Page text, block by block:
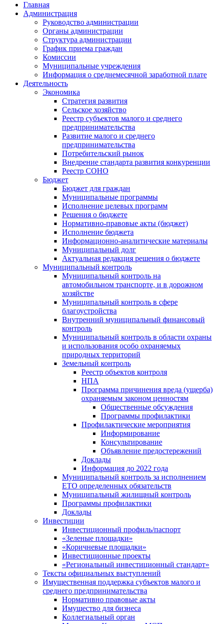
Главная
Администрация
Руководство администрации
Органы администрации
Структура администрации
График приема граждан
Комиссии
Муниципальные учреждения
Информация о среднемесячной заработной плате
Деятельность
Экономика
Стратегия развития
Сельское хозяйство
Реестр субъектов малого и среднего
предпринимательства
Развитие малого и среднего
предпринимательства
Потребительский рынок
Внедрение стандарта развития конкуренции
Реестр СОНО
Бюджет
Бюджет для граждан
Муниципальные программы
Исполнение целевых программ
Решения о бюджете
Нормативно-правовые акты (бюджет)
Исполнение бюджета
Информационно-аналитические материалы
Муниципальный долг
Актуальная редакция решения о бюджете
Муниципальный контроль
Муниципальный контроль на
автомобильном транспорте, и в дорожном
хозяйстве
Муниципальный контроль в сфере
благоустройства
Внутренний муниципальный финансовый
контроль
Муниципальный контроль в области охраны
и использования особо охраняемых
природных территорий
Земельный контроль
Реестр объектов контроля
НПА
Программа причинения вреда (ущерба)
охраняемым законом ценностям
Общественные обсуждения
Программы профилактики
Профилактические мероприятия
Информирование
Консультирование
Объявление предостережений
Доклады
Информация до 2022 года
Муниципальный контроль за исполнением
ЕТО определенных обязательств
Муниципальный жилищный контроль
Программы профилактики
Доклады
Инвестиции
Инвестиционный профиль/паспорт
«Зеленые площадки»
«Коричневые площадки»
Инвестиционные проекты
«Региональный инвестиционный стандарт»
Тексты официальных выступлений
Имущественная поддержка субъектов малого и
среднего предпринимательства
Нормативно правовые акты
Имущество для бизнеса
Коллегиальный орган